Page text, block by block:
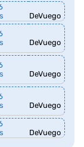
DeVuego
DeVuego
DeVuego
DeVuego
DeVuego